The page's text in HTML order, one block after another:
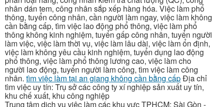
nhân dán tem, công nhân sắp xếp hàng hóa. Việc làm phổ
thông, tuyển công nhân, cần người làm ngay, việc làm không
cần bằng cấp, tìm việc lao động phổ thông, việc làm phổ
thông không kinh nghiệm, tuyển gấp công nhân, tuyển người
làm việc, việc làm thời vụ, việc làm lâu dài, việc làm ổn định,
việc làm không yêu cầu kinh nghiệm, tuyển dụng lao động
phổ thông, việc làm phổ thông lương cao, việc làm cho
người lao động, tuyển người làm công, tìm việc làm công
nhân. tìm việc làm tại an giang không cần bằng cấpĐịa chỉ
tìm việc uy tín: Trụ sở các công ty xí nghiệp sản xuất uy tín,
khu chế xuất, khu công nghiệp
Trung tâm dịch vụ việc làm các khu vực TPHCM: Sài Gòn -